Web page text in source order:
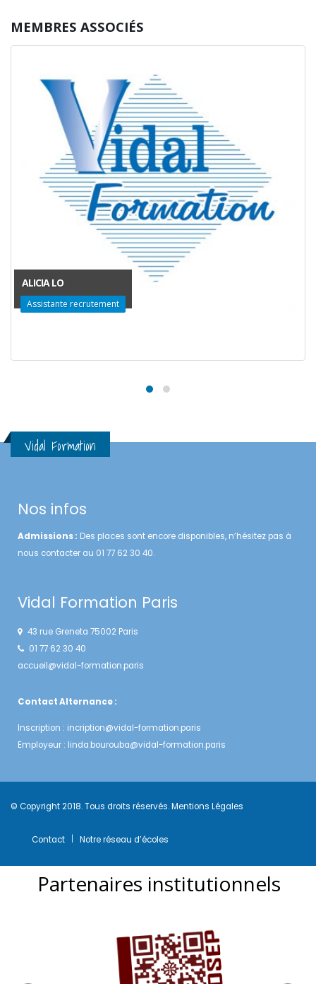
MEMBRES ASSOCIÉS
ALICIA LO
Assistante recrutement
Vidal Formation
Nos infos
Admissions : Des places sont encore disponibles, n’hésitez pas à
nous contacter au 01 77 62 30 40.
Vidal Formation Paris
43 rue Greneta 75002 Paris
01 77 62 30 40
accueil@vidal-formation.paris
Contact Alternance :
Inscription : incription@vidal-formation.paris
Employeur : linda.bourouba@vidal-formation.paris
© Copyright 2018. Tous droits réservés.Mentions Légales
Contact Notre réseau d’écoles
Partenaires institutionnels